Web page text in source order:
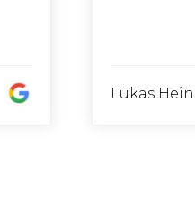
Lukas Hein...